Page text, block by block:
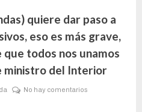
quiere dar paso a
eso es más grave,
todos nos unamos
ministro del Interior
No hay comentarios